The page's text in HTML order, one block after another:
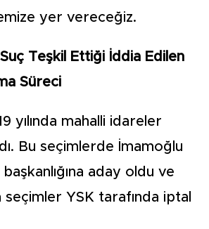
yer vereceğiz.
Suç Teşkil Ettiği İddia Edilen
Süreci
yılında mahalli idareler
Bu seçimlerde İmamoğlu
başkanlığına aday oldu ve
seçimler YSK tarafında iptal